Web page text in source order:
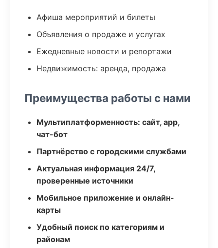
Афиша мероприятий и билеты
Объявления о продаже и услугах
Ежедневные новости и репортажи
Недвижимость: аренда, продажа
Преимущества работы с нами
Мультиплатформенность: сайт, app,
чат-бот
Партнёрство с городскими службами
Актуальная информация 24/7,
проверенные источники
Мобильное приложение и онлайн-
карты
Удобный поиск по категориям и
районам